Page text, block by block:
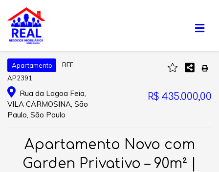
Apartamento
REF
AP2391
Rua da Lagoa Feia,
VILA CARMOSINA, São
Paulo, São Paulo
R$ 435.000,00
Apartamento Novo com
Garden Privativo – 90m² |